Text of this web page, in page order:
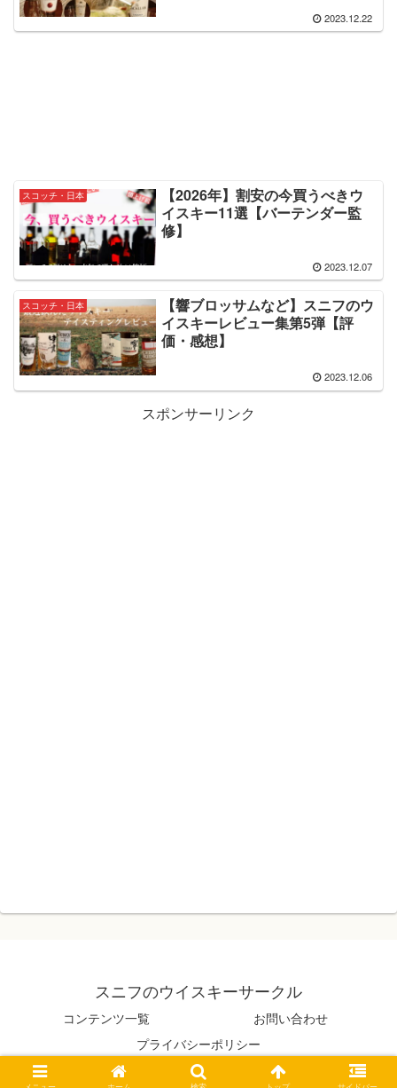
2023.12.22
スコッチ・日本
【2026年】割安の今買うべきウ
イスキー11選【バーテンダー監
修】
2023.12.07
スコッチ・日本
【響ブロッサムなど】スニフのウ
イスキーレビュー集第5弾【評
価・感想】
2023.12.06
スポンサーリンク
スニフのウイスキーサークル
コンテンツ一覧
お問い合わせ
プライバシーポリシー
© 2021 スニフのウイスキーサークル.